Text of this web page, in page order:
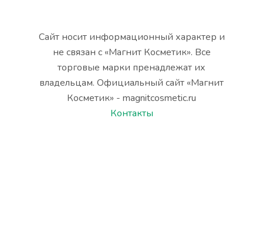
Сайт носит информационный характер и
не связан с «Магнит Косметик». Все
торговые марки пренадлежат их
владельцам. Официальный сайт «Магнит
Косметик» - magnitcosmetic.ru
Контакты